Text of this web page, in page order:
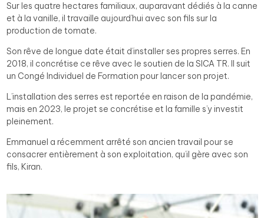
Sur les quatre hectares familiaux, auparavant dédiés à la canne
et à la vanille, il travaille aujourd’hui avec son fils sur la
production de tomate.
Son rêve de longue date était d’installer ses propres serres. En
2018, il concrétise ce rêve avec le soutien de la SICA TR. Il suit
un Congé Individuel de Formation pour lancer son projet.
L’installation des serres est reportée en raison de la pandémie,
mais en 2023, le projet se concrétise et la famille s’y investit
pleinement.
Emmanuel a récemment arrêté son ancien travail pour se
consacrer entièrement à son exploitation, qu’il gère avec son
fils, Kiran.